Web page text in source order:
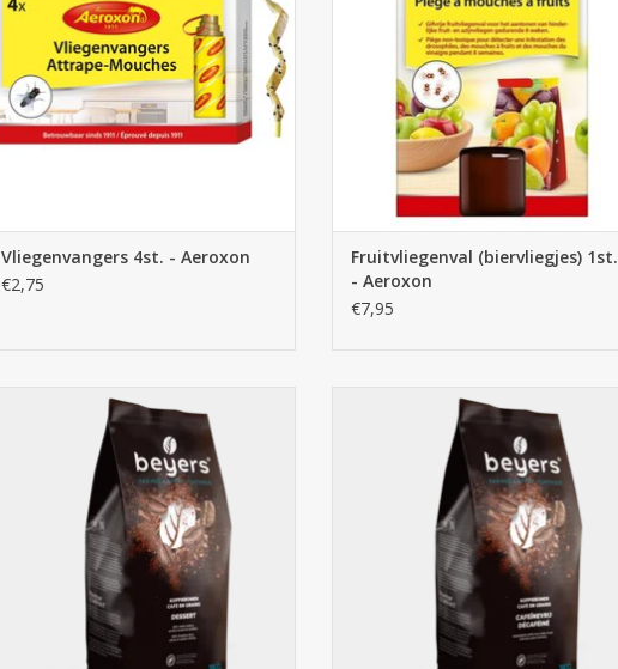
Vliegenvangers 4st. - Aeroxon
€2,75
Fruitvliegenval (biervliegjes) 1st.
- Aeroxon
€7,95
Beyers Dessert koffiebonen 1kg - 100%
Arabica
TOEVOEGEN AAN WINKELWAGEN
Beyers Decaf 1kg Koffiebonen
TOEVOEGEN AAN WINKELWAGEN